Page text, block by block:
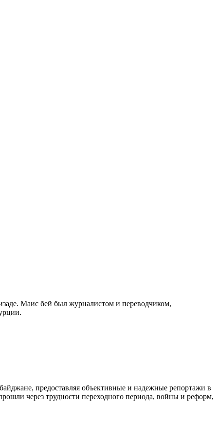
Маис бей был журналистом и переводчиком,
предоставляя объективные и надежные репортажи в
через трудности переходного периода, войны и реформ,